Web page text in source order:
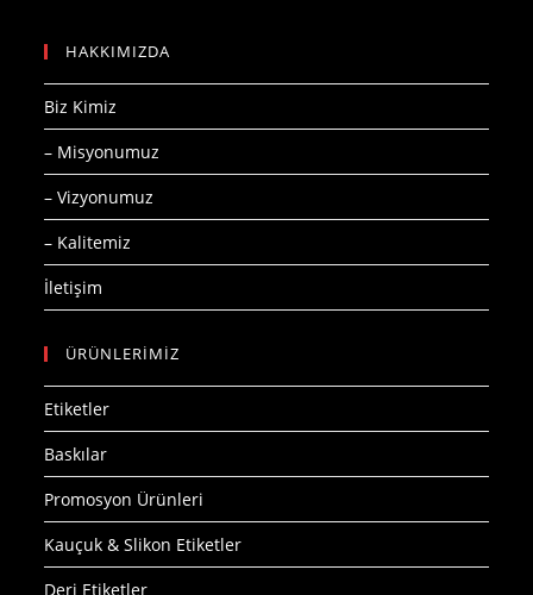
HAKKIMIZDA
Biz Kimiz
– Misyonumuz
– Vizyonumuz
– Kalitemiz
İletişim
ÜRÜNLERİMİZ
Etiketler
Baskılar
Promosyon Ürünleri
Kauçuk & Slikon Etiketler
Deri Etiketler